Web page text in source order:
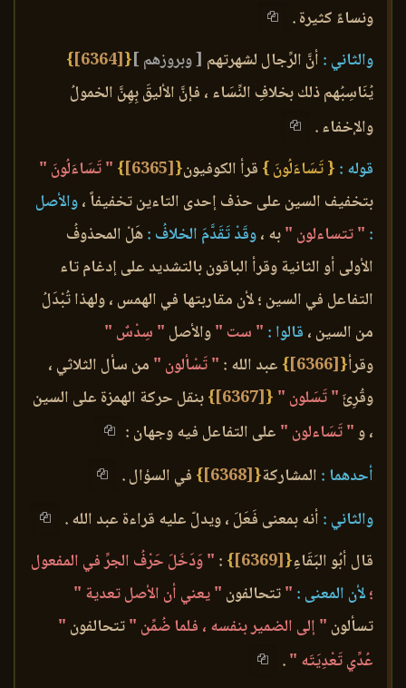
ونساءً كثيرة .
والثاني : أنَّ الرِّجال لشهرتهم [ وبروزهم ]{
[6364]
}
يُنَاسِبُهم ذلك بخلافِ النِّسَاء ، فإنَّ الأليقَ بِهِنَّ الخمولُ
والإخفاء .
قوله : { تَسَاءَلُونَ } قرأ الكوفيون{
[6365]
} " تَسَاءَلُونَ "
بتخفيف السين على حذف إحدى التاءين تخفيفاً ،والأصل
: " تتساءلون "به ،وقَدْ تَقَدَّمَ الخلافُ :هَلْ المحذوفُ
الأولى أو الثانية وقرأ الباقون بالتشديد على إدغام تاء
التفاعل في السين ؛ لأن مقاربتها في الهمس ، ولهذا تُبْدَلُ
من السين ، قالوا : " ست "والأصل " سِدْسٌ "
وقرأ{
[6366]
} عبد الله : " تَسْألون " من سأل الثلاثي ،
وقُرِئَ" تَسَلون " {
[6367]
}بنقل حركة الهمزة على السين
، و" تَسَاءلون " على التفاعل فيه وجهان :
أحدهما : المشاركة{
[6368]
} في السؤال .
والثاني : أنه بمعنى فَعَلَ ، ويدلّ عليه قراءة عبد الله .
قال أبُو البَقَاءِ{
[6369]
}
: " وَدَخَلَ حَرْفُ الجرِّ في المفعول
؛لأن المعنى : "تتحالفون " يعني أن الأصل تعدية "
تسألون " إلى الضمير بنفسه ، فلما ضُمِّن "تتحالفون "
عُدِّي تَعْدِيَتَه ".